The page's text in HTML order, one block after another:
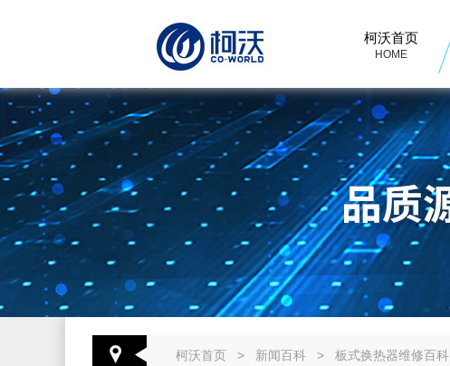
柯沃首页
HOME
柯沃首页 > 新闻百科 > 板式换热器维修百科